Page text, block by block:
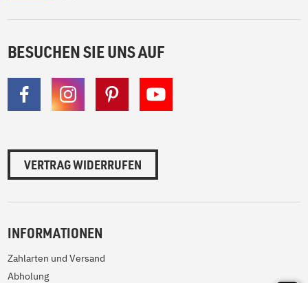
BESUCHEN SIE UNS AUF
VERTRAG WIDERRUFEN
INFORMATIONEN
Zahlarten und Versand
Abholung